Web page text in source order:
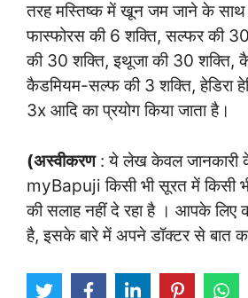
तरह मस्तिष्क में खून जम जाने के साथ
फास्फोरस की 6 शक्ति, सल्फर की
की 30 शक्ति, इथूजा की 30 शक्ति,
कैडमियम-सल्फ की 3 शक्ति, हेडिरा
3x आदि का प्रयोग किया जाता है।
(अस्वीकरण: ये लेख केवल जानकारी
myBapuji किसी भी सूरत में किसी
की सलाह नहीं दे रहा है । आपके लिए
है, इसके बारे में अपने डॉक्टर से बात